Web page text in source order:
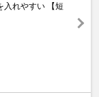
入れやすい 【短